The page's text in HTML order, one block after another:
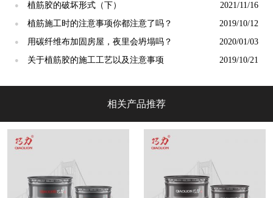
● 植筋胶的破坏形式（下） 2021/11/16
● 植筋施工时的注意事项你都注意了吗？ 2019/10/12
● 用碳纤维布加固房屋，夜里会坍塌吗？ 2020/01/03
● 关于植筋胶的施工工艺以及注意事项 2019/10/21
相关产品推荐